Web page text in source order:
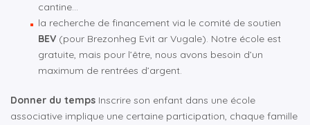
cantine...
la recherche de financement via le comité de soutien
BEV (pour Brezonheg Evit ar Vugale). Notre école est
gratuite, mais pour l’être, nous avons besoin d’un
maximum de rentrées d’argent.
Donner du temps Inscrire son enfant dans une école
associative implique une certaine participation, chaque famille